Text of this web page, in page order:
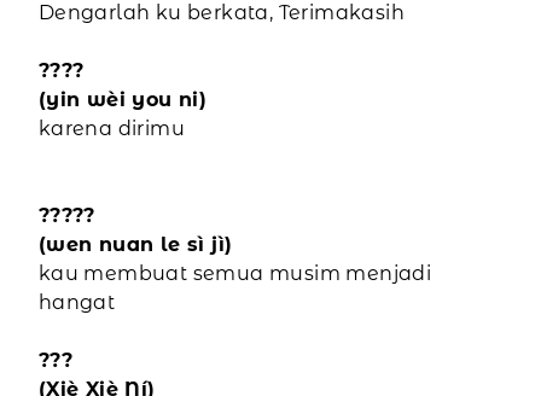
Dengarlah ku berkata, Terimakasih
????
(yin wèi you ni)
karena dirimu
?????
(wen nuan le sì jì)
kau membuat semua musim menjadi
hangat
???
(Xiè Xiè Ní)